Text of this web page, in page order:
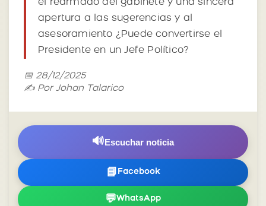
el rearmado del gabinete y una sincera
apertura a las sugerencias y al
asesoramiento ¿Puede convertirse el
Presidente en un Jefe Político?
📅 28/12/2025
✍️ Por Johan Talarico
🔊Escuchar noticia
📘 Facebook
💬WhatsApp